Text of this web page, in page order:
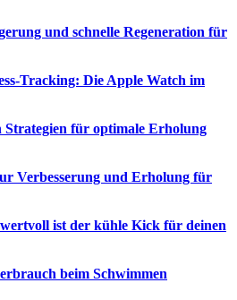
und schnelle Regeneration für
Tracking: Die Apple Watch im
Strategien für optimale Erholung
Verbesserung und Erholung für
ist der kühle Kick für deinen
beim Schwimmen